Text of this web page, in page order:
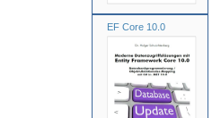
EF Core 10.0